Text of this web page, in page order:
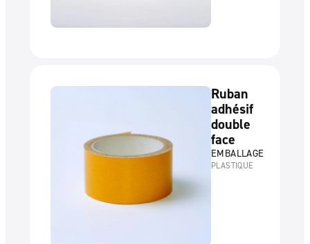
Ruban
adhésif
double
face
EMBALLAGE
PLASTIQUE